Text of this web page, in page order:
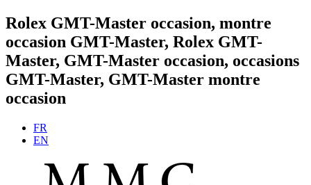
Rolex GMT-Master occasion, montre
occasion GMT-Master, Rolex GMT-
Master, GMT-Master occasion, occasions
GMT-Master, GMT-Master montre
occasion
FR
EN